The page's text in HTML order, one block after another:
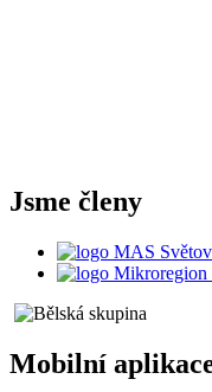
Jsme členy
Mobilní